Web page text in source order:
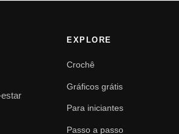
EXPLORE
Crochê
Gráficos grátis
Para iniciantes
Passo a passo